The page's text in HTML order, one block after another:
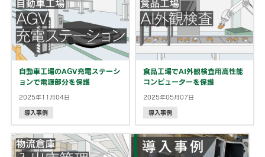
自動車工場のAGV充電ステーシ
ョンで電源部分を保護
2025年11月04日
導入事例
食品工場でAI外観検査用高性能
コンピューターを保護
2025年05月07日
導入事例